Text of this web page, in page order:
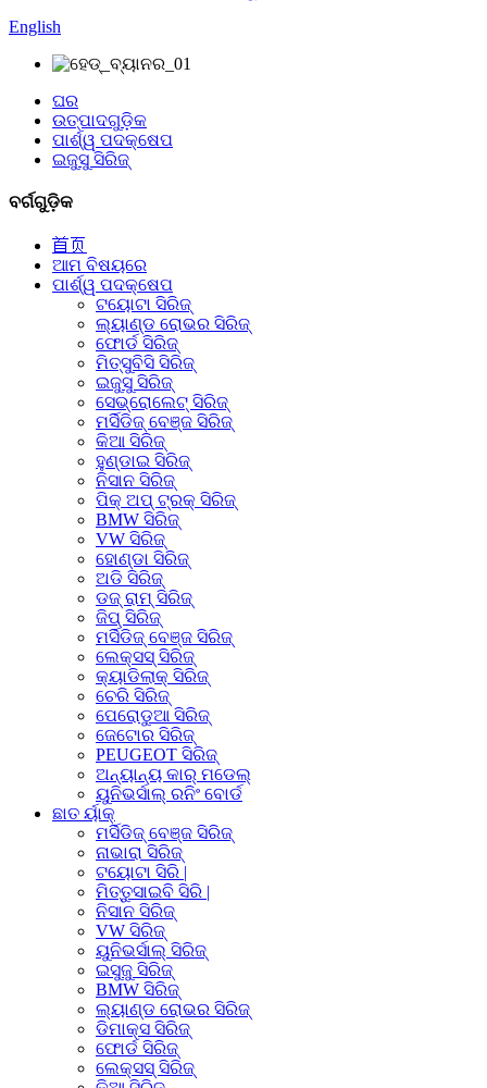
English
ଘର
ଉତ୍ପାଦଗୁଡ଼ିକ
ପାର୍ଶ୍ୱ ପଦକ୍ଷେପ
ଇଜୁସୁ ସିରିଜ୍
ବର୍ଗଗୁଡ଼ିକ
首页
ଆମ ବିଷୟରେ
ପାର୍ଶ୍ୱ ପଦକ୍ଷେପ
ଟୟୋଟା ସିରିଜ୍
ଲ୍ୟାଣ୍ଡ ରୋଭର ସିରିଜ୍
ଫୋର୍ଡ ସିରିଜ୍
ମିତ୍ସୁବିସି ସିରିଜ୍
ଇଜୁସୁ ସିରିଜ୍
ସେଭ୍ରୋଲେଟ୍ ସିରିଜ୍
ମର୍ସିଡିଜ୍ ବେଞ୍ଜ ସିରିଜ୍
କିଆ ସିରିଜ୍
ହୁଣ୍ଡାଇ ସିରିଜ୍
ନିସାନ ସିରିଜ୍
ପିକ୍ ଅପ୍ ଟ୍ରକ୍ ସିରିଜ୍
BMW ସିରିଜ୍
VW ସିରିଜ୍
ହୋଣ୍ଡା ସିରିଜ୍
ଅଡି ସିରିଜ୍
ଡଜ୍ ରାମ୍ ସିରିଜ୍
ଜିପ୍ ସିରିଜ୍
ମର୍ସିଡିଜ୍ ବେଞ୍ଜ ସିରିଜ୍
ଲେକ୍ସସ୍ ସିରିଜ୍
କ୍ୟାଡିଲାକ୍ ସିରିଜ୍
ଚେରି ସିରିଜ୍
ପେରୋଡୁଆ ସିରିଜ୍
ଜେଟୋର ସିରିଜ୍
PEUGEOT ସିରିଜ୍
ଅନ୍ୟାନ୍ୟ କାର୍ ମଡେଲ୍
ୟୁନିଭର୍ସାଲ୍ ରନିଂ ବୋର୍ଡ
ଛାତ ର୍ୟାକ୍
ମର୍ସିଡିଜ୍ ବେଞ୍ଜ ସିରିଜ୍
ନାଭାରା ସିରିଜ୍
ଟୟୋଟା ସିରି |
ମିତ୍ତୁସାଇବି ସିରି |
ନିସାନ ସିରିଜ୍
VW ସିରିଜ୍
ୟୁନିଭର୍ସାଲ୍ ସିରିଜ୍
ଇସୁଜୁ ସିରିଜ୍
BMW ସିରିଜ୍
ଲ୍ୟାଣ୍ଡ ରୋଭର ସିରିଜ୍
ଡିମାକ୍ସ ସିରିଜ୍
ଫୋର୍ଡ ସିରିଜ୍
ଲେକ୍ସସ୍ ସିରିଜ୍